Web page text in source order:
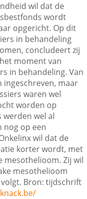
wil dat de
wordt
opgericht. Op dit
in behandeling
concludeert zij
moment van
in behandeling. Van
ingeschreven, maar
waren wel
worden op
werden wel al
nog op een
wil dat de
korter wordt, met
mesothelioom. Zij wil
mesothelioom
Bron: tijdschrift